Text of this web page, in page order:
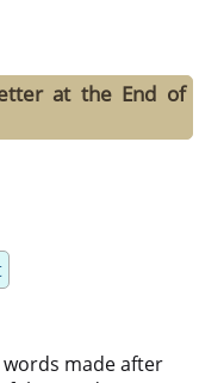
at the End of
made after